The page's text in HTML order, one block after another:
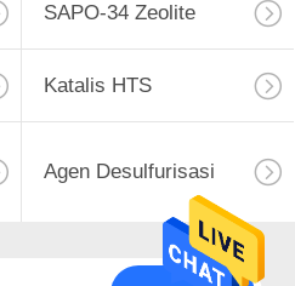
SAPO-34 Zeolite
Katalis HTS
Agen Desulfurisasi